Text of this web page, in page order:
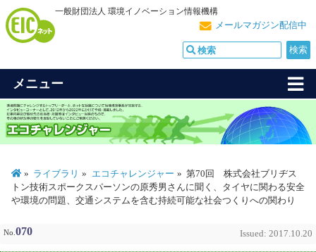
一般財団法人 環境イノベーション情報機構
メールマガジン配信中
メニュー
ライブラリ エコチャレンジャー
第70回 株式会社ブリヂス
トン技術スポークスパーソンの原秀男さんに聞く、タイヤに関わる安全
や環境の問題、交通システムを含む持続可能な社会つくりへの関わり
No. 070 Issued: 2017.10.20